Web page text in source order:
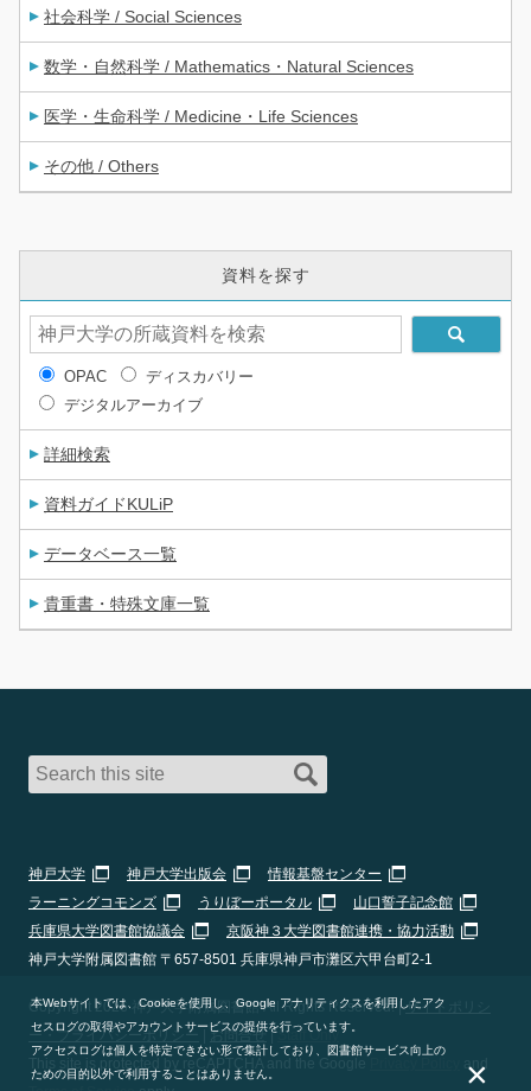
社会科学 / Social Sciences
数学・自然科学 / Mathematics・Natural Sciences
医学・生命科学 / Medicine・Life Sciences
その他 / Others
資料を探す
OPAC
ディスカバリー
デジタルアーカイブ
詳細検索
資料ガイドKULiP
データベース一覧
貴重書・特殊文庫一覧
神戸大学 神戸大学出版会
情報基盤センター
ラーニングコモンズ
うりぼーポータル
山口誓子記念館
兵庫県大学図書館協議会
京阪神３大学図書館連携・協力活動
神戸大学附属図書館 〒657-8501 兵庫県神戸市灘区六甲台町2-1
Copyright 2026 神戸大学附属図書館 All Rights Reserved. |サイトポリシ
ー・プライバシーポリシー
お問合せ| Staff Only
This site is protected by reCAPTCHA and the Google
and
本Webサイトでは、Cookieを使用し、Google アナリティクスを利用したアク
セスログの取得やアカウントサービスの提供を行っています。
アクセスログは個人を特定できない形で集計しており、図書館サービス向上の
ための目的以外で利用することはありません。
×